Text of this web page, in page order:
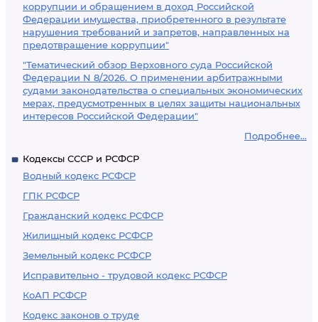
коррупции и обращением в доход Российской
Федерации имущества, приобретенного в результате
нарушения требований и запретов, направленных на
предотвращение коррупции"
"Тематический обзор Верховного суда Российской
Федерации N 8/2026. О применении арбитражными
судами законодательства о специальных экономических
мерах, предусмотренных в целях защиты национальных
интересов Российской Федерации"
Подробнее...
Кодексы СССР и РСФСР
Водный кодекс РСФСР
ГПК РСФСР
Гражданский кодекс РСФСР
Жилищный кодекс РСФСР
Земельный кодекс РСФСР
Исправительно - трудовой кодекс РСФСР
КоАП РСФСР
Кодекс законов о труде